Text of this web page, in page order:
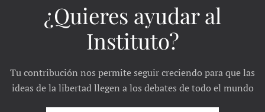
¿Quieres ayudar al
Instituto?
Tu contribución nos permite seguir creciendo para que las
ideas de la libertad llegen a los debates de todo el mundo